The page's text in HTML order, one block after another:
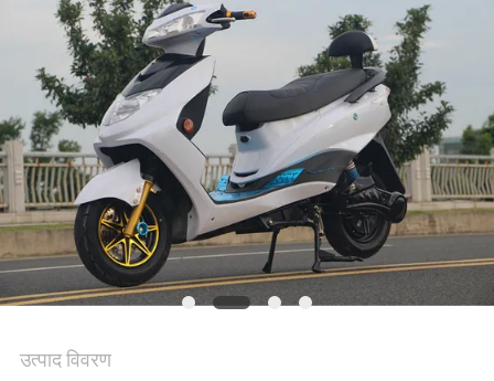
साइटमैप
गोपनीयता
नीति
उत्पाद विवरण